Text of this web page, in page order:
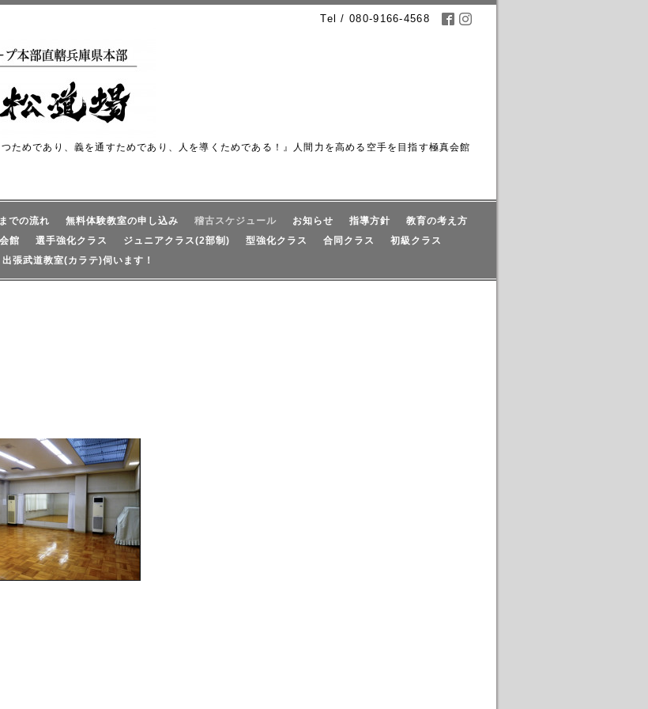
Tel / 080-9166-4568
ためであり、義を通すためであり、人を導くためである！』人間力を高める空手を目指す極真会館
での流れ 無料体験教室の申し込み 稽古スケジュール お知らせ 指導方針
教育の考え方
館 選手強化クラス ジュニアクラス(2部制) 型強化クラス 合同クラス
初級クラス
出張武道教室(カラテ)伺います！